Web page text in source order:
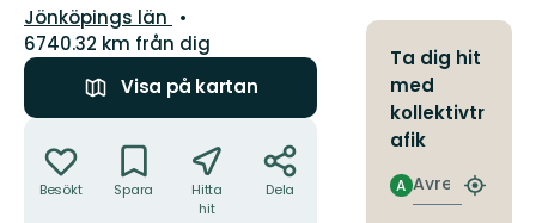
Län:
Jönköpings län
6740.32 km från dig
Visa på kartan
Besökt Spara
Hitta
hit
Dela
Ta dig hit
med
kollektivtr
afik
Avresa
A
Hitta